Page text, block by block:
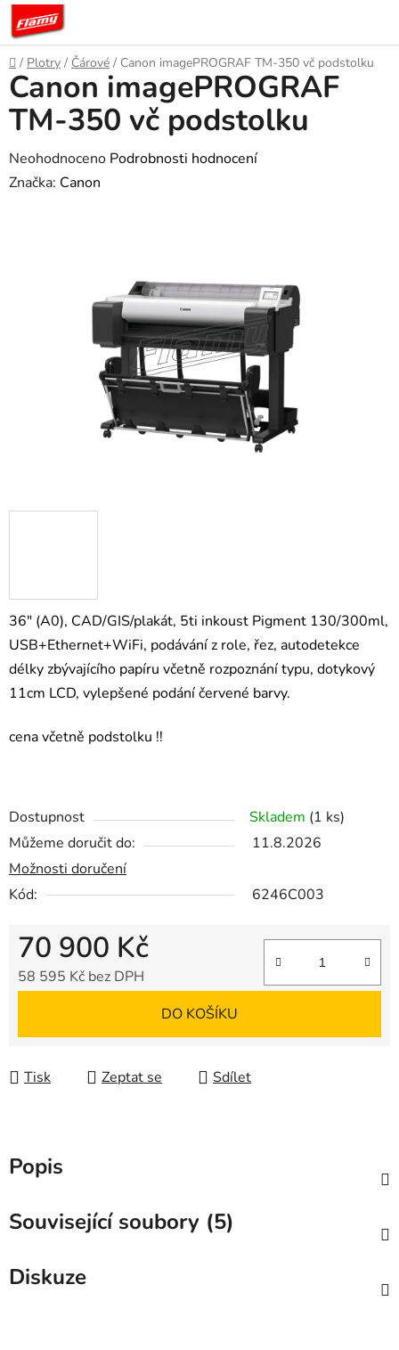
Přejít
obsah
Domů
/ Plotry / Čárové / Canon imagePROGRAF TM-350 vč podstolku
36" (A0), CAD/GIS/plakát, 5ti inkoust Pigment 130/300ml,
USB+Ethernet+WiFi, podávání z role, řez, autodetekce
délky zbývajícího papíru včetně rozpoznání typu, dotykový
11cm LCD, vylepšené podání červené barvy.
cena včetně podstolku !!
Dostupnost Skladem (1 ks)
Můžeme doručit do:
11.8.2026
Možnosti doručení
Kód:
6246C003
70 900 Kč
58 595 Kč bez DPH
DO KOŠÍKU
Tisk Zeptat se Sdílet
Canon imagePROGRAF
TM-350 vč podstolku
Průměrné
hodnocení
Neohodnoceno Podrobnosti hodnocení
Značka: Canon
Popis
Související soubory (5)
Diskuze